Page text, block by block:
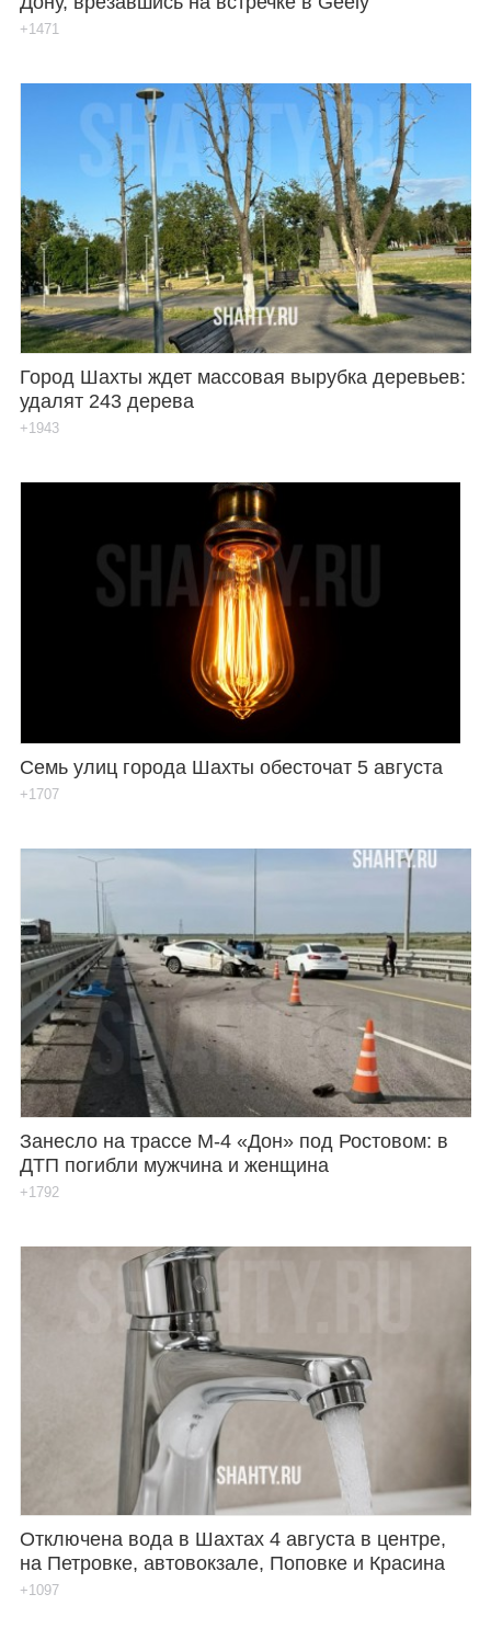
+1471
Город Шахты ждет массовая вырубка деревьев:
удалят 243 дерева
+1943
Семь улиц города Шахты обесточат 5 августа
+1707
Занесло на трассе М-4 «Дон» под Ростовом: в
ДТП погибли мужчина и женщина
+1792
Отключена вода в Шахтах 4 августа в центре,
на Петровке, автовокзале, Поповке и Красина
+1097